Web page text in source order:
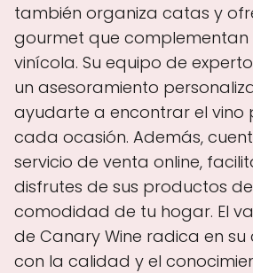
también organiza catas y
gourmet que complementan
vinícola. Su equipo de
un asesoramiento
ayudarte a encontrar el vino
cada ocasión. Además,
servicio de venta online,
disfrutes de sus productos
comodidad de tu hogar. El
de Canary Wine radica en
con la calidad y el